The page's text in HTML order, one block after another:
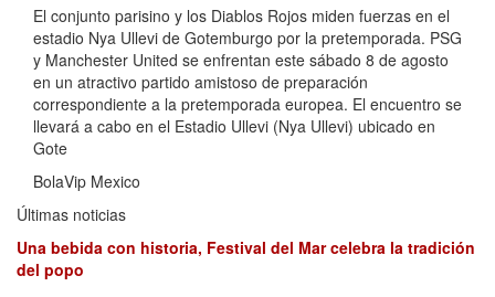
El conjunto parisino y los Diablos Rojos miden fuerzas en el
estadio Nya Ullevi de Gotemburgo por la pretemporada. PSG
y Manchester United se enfrentan este sábado 8 de agosto
en un atractivo partido amistoso de preparación
correspondiente a la pretemporada europea. El encuentro se
llevará a cabo en el Estadio Ullevi (Nya Ullevi) ubicado en
Gote
BolaVip Mexico
Últimas noticias
Una bebida con historia, Festival del Mar celebra la tradición
del popo